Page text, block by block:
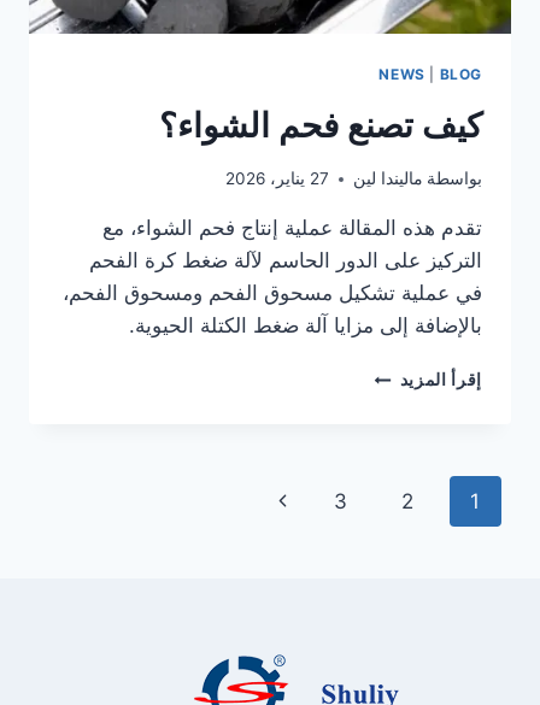
NEWS BLOG
كيف تصنع فحم الشواء؟
بواسطة ماليندا لين 27 يناير، 2026
تقدم هذه المقالة عملية إنتاج فحم الشواء، مع
التركيز على الدور الحاسم لآلة ضغط كرة الفحم
في عملية تشكيل مسحوق الفحم ومسحوق الفحم،
بالإضافة إلى مزايا آلة ضغط الكتلة الحيوية.
إقرأ المزيد كيف
تنقل
1
2
3
الصفحة